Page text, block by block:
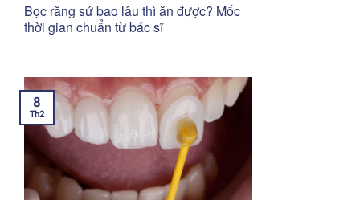
Bọc răng sứ bao lâu thì ăn được? Mốc
thời gian chuẩn từ bác sĩ
8
Th2